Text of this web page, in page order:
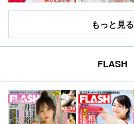
もっと見る
FLASH